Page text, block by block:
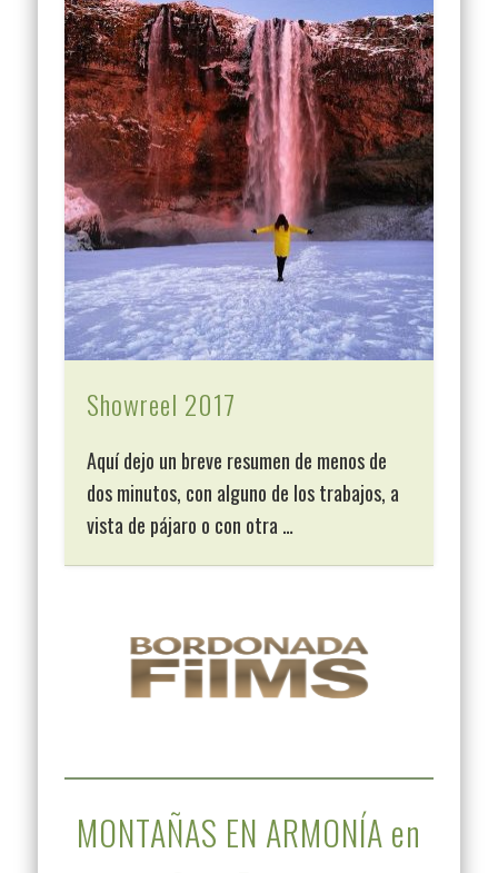
Showreel 2017
Aquí dejo un breve resumen de menos de
dos minutos, con alguno de los trabajos, a
vista de pájaro o con otra …
MONTAÑAS EN ARMONÍA en